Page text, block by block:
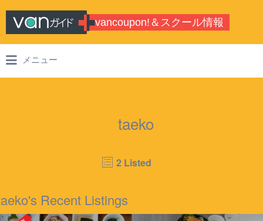
vancoupon!＆スクール情報
バンクーバーのシティガイド・学校情
報
メニュー
taeko
2 Listed
Recent Listings